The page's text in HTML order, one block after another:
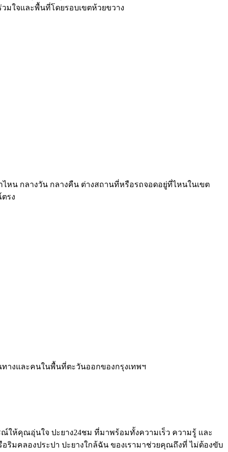
มใจและพื้นที่โดยรอบเขตห้วยขวาง
ไหน กลางวัน กลางคืน ต่างสถานที่หรือรถจอดอยู่ที่ไหนในเขต
รง
างและคนในพื้นที่ตะวันออกของกรุงเทพฯ
ให้คุณอุ่นใจ ปะยาง24ชม ที่มาพร้อมทั้งความเร็ว ความรู้ และ
มคลองประปา ปะยางใกล้ฉัน ของเรามาช่วยคุณถึงที่ ไม่ต้องขับ